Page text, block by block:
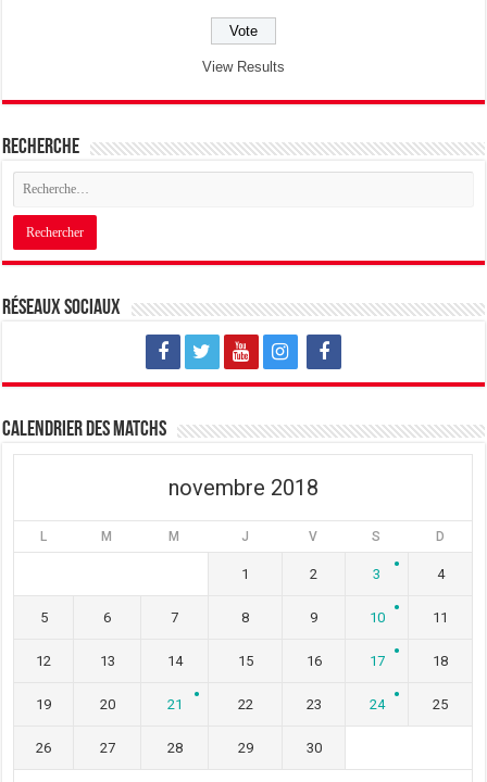
View Results
Recherche
Réseaux sociaux
Calendrier des matchs
novembre 2018
L M M J V S D
1 2 3 4
5 6 7 8 9 10 11
12 13 14 15 16 17 18
19 20 21 22 23 24 25
26 27 28 29 30